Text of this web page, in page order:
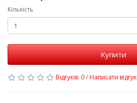
Кількість
Купити
Відгуків: 0/Написати відгук